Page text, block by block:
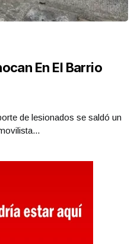
En El Barrio
de lesionados se saldó un